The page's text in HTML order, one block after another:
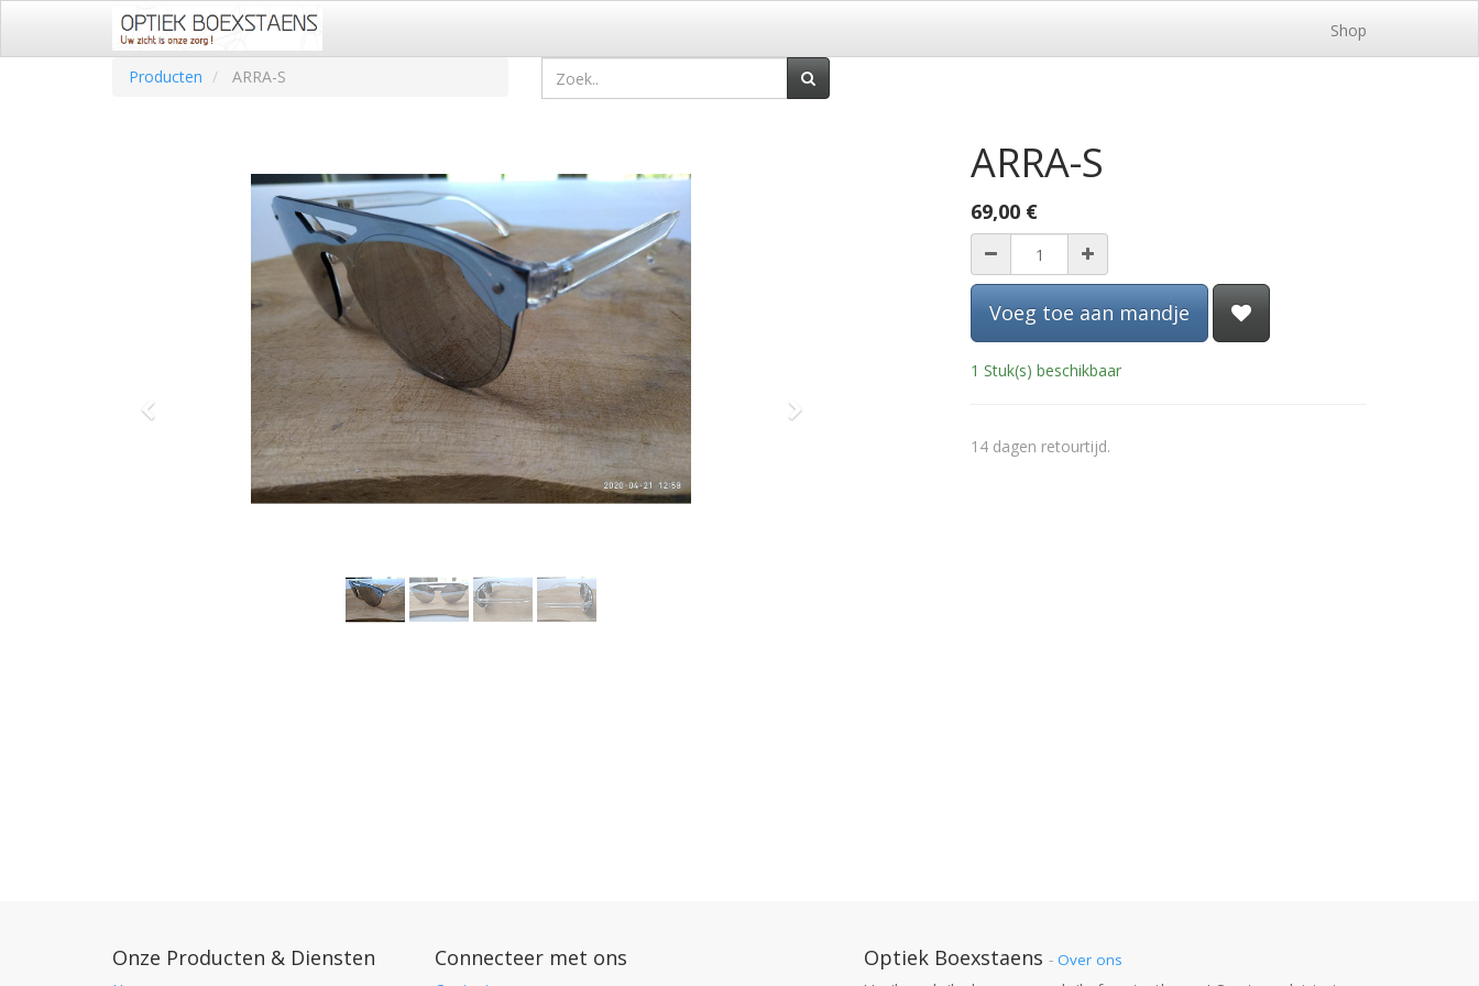
Shop
Producten ARRA-S
Volgende
ARRA-S
69,00 €
Voeg toe aan mandje
1 Stuk(s) beschikbaar
14 dagen retourtijd.
Onze Producten & Diensten Connecteer met ons Optiek Boexstaens - Over ons